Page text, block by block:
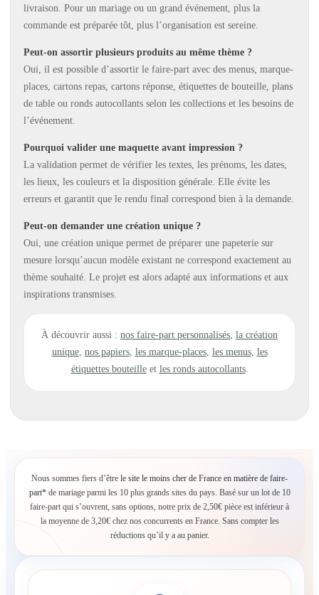
livraison. Pour un mariage ou un grand événement, plus la
commande est préparée tôt, plus l’organisation est sereine.
Peut-on assortir plusieurs produits au même thème ?
Oui, il est possible d’assortir le faire-part avec des menus, marque-
places, cartons repas, cartons réponse, étiquettes de bouteille, plans
de table ou ronds autocollants selon les collections et les besoins de
l’événement.
Pourquoi valider une maquette avant impression ?
La validation permet de vérifier les textes, les prénoms, les dates,
les lieux, les couleurs et la disposition générale. Elle évite les
erreurs et garantit que le rendu final correspond bien à la demande.
Peut-on demander une création unique ?
Oui, une création unique permet de préparer une papeterie sur
mesure lorsqu’aucun modèle existant ne correspond exactement au
thème souhaité. Le projet est alors adapté aux informations et aux
inspirations transmises.
À découvrir aussi : nos faire-part personnalisés la création
unique, nos papiers, les marque-places, les menus, les
étiquettes bouteilleet les ronds autocollants.
Nous sommes fiers d’être le site le moins cher de France en matière de faire-
part*de mariage parmi les 10 plus grands sites du pays. Basé sur un lot de 10
faire-part qui s’ouvrent, sans options, notre prix de 2,50€ pièce est inférieur à
la moyenne de 3,20€ chez nos concurrents en France. Sans compter les
réductions qu’il y a au panier.